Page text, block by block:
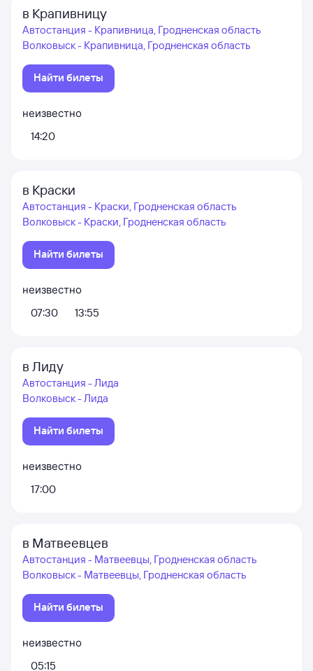
в Крапивницу
Автостанция - Крапивница, Гродненская область
Волковыск - Крапивница, Гродненская область
Найти билеты
неизвестно
14:20
в Краски
Автостанция - Краски, Гродненская область
Волковыск - Краски, Гродненская область
Найти билеты
неизвестно
07:30
13:55
в Лиду
Автостанция - Лида
Волковыск - Лида
Найти билеты
неизвестно
17:00
в Матвеевцев
Автостанция - Матвеевцы, Гродненская область
Волковыск - Матвеевцы, Гродненская область
Найти билеты
неизвестно
05:15